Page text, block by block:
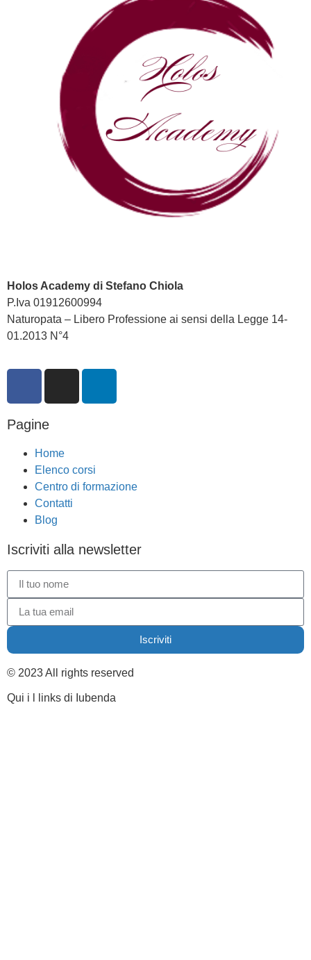
Holos Academy di Stefano Chiola
P.Iva 01912600994
Naturopata – Libero Professione ai sensi della Legge 14-
01.2013 N°4
Pagine
Home
Elenco corsi
Centro di formazione
Contatti
Blog
Iscriviti alla newsletter
Iscriviti
© 2023 All rights reserved
Qui i l links di Iubenda